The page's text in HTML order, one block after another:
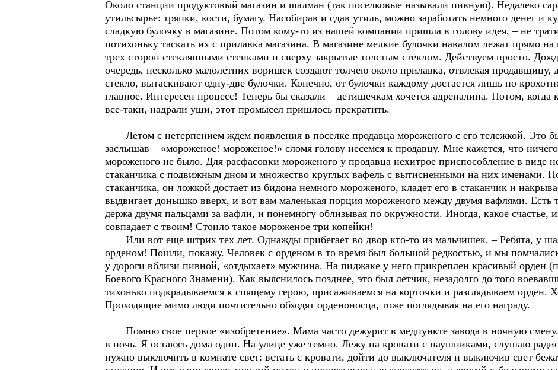
Около станции продуктовый магазин и шалман (так поселковые называли пивную). Недалеко
утильсырье: тряпки, кости, бумагу. Насобирав и сдав утиль, можно заработать немного денег и
сладкую булочку в магазине. Потом кому-то из нашей компании пришла в голову идея, – не
потихоньку таскать их с прилавка магазина. В магазине мелкие булочки навалом лежат прямо
трех сторон стеклянными стенками и сверху закрытые толстым стеклом. Действуем просто.
очередь, несколько малолетних воришек создают толчею около прилавка, отвлекая продавщицу,
стекло, вытаскивают одну-две булочки. Конечно, от булочки каждому достается лишь по
главное. Интересен процесс! Теперь бы сказали – детишечкам хочется адреналина. Потом, когда
все-таки, надрали уши, этот промысел пришлось прекратить.
Летом с нетерпением ждем появления в поселке продавца мороженого с его тележкой. Это
заслышав – «мороженое! мороженое!» сломя голову несемся к продавцу. Мне кажется, что
мороженого не было. Для расфасовки мороженого у продавца нехитрое приспособление в виде
стаканчика с подвижным дном и множество круглых вафель с вытисненными на них именами.
стаканчика, он ложкой достает из бидона немного мороженого, кладет его в стаканчик и
выдвигает донышко вверх, и вот вам маленькая порция мороженого между двумя вафлями. Есть
держа двумя пальцами за вафли, и понемногу облизывая по окружности. Иногда, какое счастье,
совпадает с твоим! Стоило такое мороженое три копейки!
Или вот еще штрих тех лет. Однажды прибегает во двор кто-то из мальчишек. – Ребята, у
орденом! Пошли, покажу. Человек с орденом в то время был большой редкостью, и мы
у дороги вблизи пивной, «отдыхает» мужчина. На пиджаке у него прикреплен красивый орден
Боевого Красного Знамени). Как выяснилось позднее, это был летчик, незадолго до того
тихонько подкрадываемся к спящему герою, присаживаемся на корточки и разглядываем орден.
Проходящие мимо люди почтительно обходят орденоносца, тоже поглядывая на его награду.
Помню свое первое «изобретение». Мама часто дежурит в медпункте завода в ночную смену.
в ночь. Я остаюсь дома один. На улице уже темно. Лежу на кровати с наушниками, слушаю
нужно выключить в комнате свет: встать с кровати, дойти до выключателя и выключив свет